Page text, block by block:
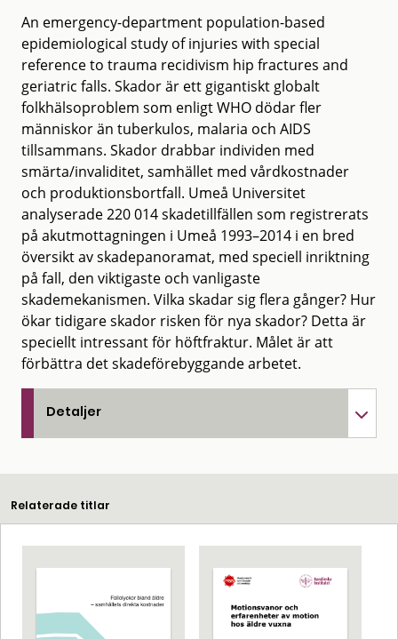
An emergency-department population-based
epidemiological study of injuries with special
reference to trauma recidivism hip fractures and
geriatric falls. Skador är ett gigantiskt globalt
folkhälsoproblem som enligt WHO dödar fler
människor än tuberkulos, malaria och AIDS
tillsammans. Skador drabbar individen med
smärta/invaliditet, samhället med vårdkostnader
och produktionsbortfall. Umeå Universitet
analyserade 220 014 skadetillfällen som registrerats
på akutmottagningen i Umeå 1993–2014 i en bred
översikt av skadepanoramat, med speciell inriktning
på fall, den viktigaste och vanligaste
skademekanismen. Vilka skadar sig flera gånger? Hur
ökar tidigare skador risken för nya skador? Detta är
speciellt intressant för höftfraktur. Målet är att
förbättra det skadeförebyggande arbetet.
Detaljer
Relaterade titlar